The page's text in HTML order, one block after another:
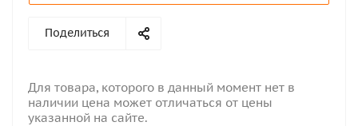
Поделиться
Для товара, которого в данный момент нет в
наличии цена может отличаться от цены
указанной на сайте.